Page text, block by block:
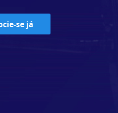
se já